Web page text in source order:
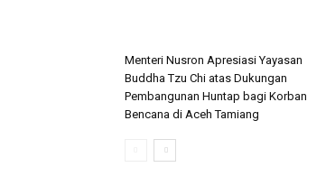
Menteri Nusron Apresiasi Yayasan
Buddha Tzu Chi atas Dukungan
Pembangunan Huntap bagi Korban
Bencana di Aceh Tamiang